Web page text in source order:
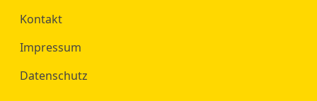
Kontakt
Impressum
Datenschutz